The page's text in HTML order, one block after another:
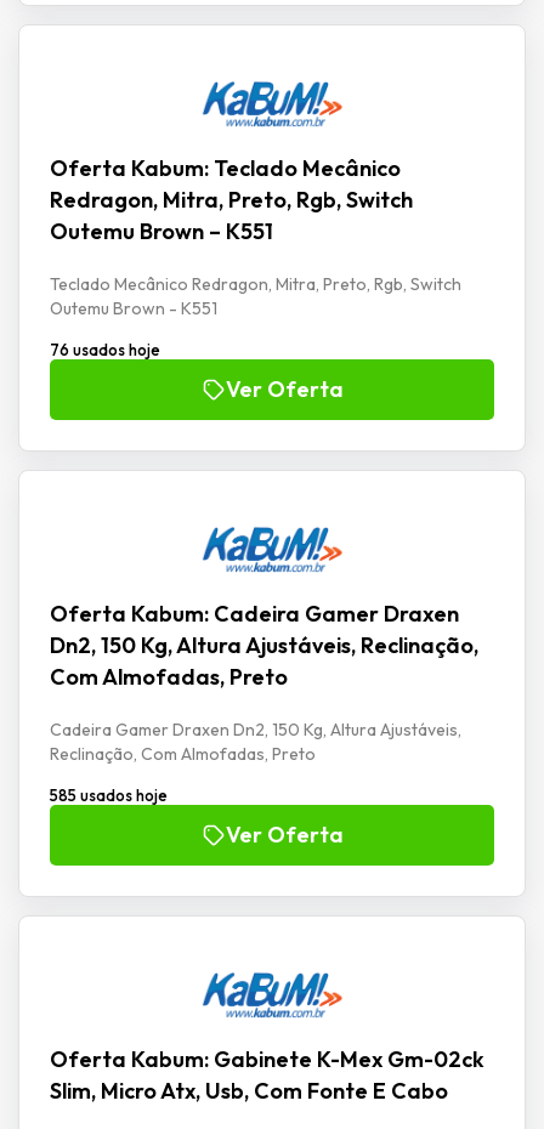
Oferta Kabum: Teclado Mecânico
Redragon, Mitra, Preto, Rgb, Switch
Outemu Brown – K551
Teclado Mecânico Redragon, Mitra, Preto, Rgb, Switch
Outemu Brown - K551
76 usados hoje
Ver Oferta
Oferta Kabum: Cadeira Gamer Draxen
Dn2, 150 Kg, Altura Ajustáveis, Reclinação,
Com Almofadas, Preto
Cadeira Gamer Draxen Dn2, 150 Kg, Altura Ajustáveis,
Reclinação, Com Almofadas, Preto
585 usados hoje
Ver Oferta
Oferta Kabum: Gabinete K-Mex Gm-02ck
Slim, Micro Atx, Usb, Com Fonte E Cabo